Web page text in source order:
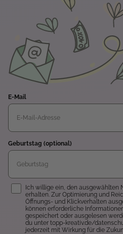
E-Mail
Geburtstag (optional)
Einwilligung
Ich willige ein, den ausgewählten
erhalten. Zur Optimierung und
Öffnungs- und Klickverhalten
können erforderliche
gespeichert oder ausgelesen
du unter topp-kreativ.de/
jederzeit mit Wirkung für die